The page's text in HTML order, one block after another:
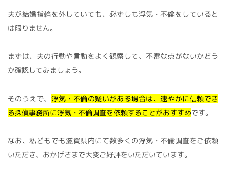
夫が結婚指輪を外していても、必ずしも浮気・不倫をしていると
は限りません。
まずは、夫の行動や言動をよく観察して、不審な点がないかどう
か確認してみましょう。
そのうえで、 浮気・不倫の疑いがある場合は、速やかに信頼でき
る探偵事務所に浮気・不倫調査を依頼することがおすすめです。
なお、私どもでも滋賀県内にて数多くの浮気・不倫調査をご依頼
いただき、おかげさまで大変ご好評をいただいています。